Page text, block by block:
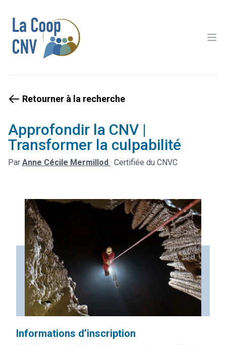
Retourner à la recherche
Approfondir la CNV |
Transformer la culpabilité
Par Anne Cécile Mermillod · Certifiée du CNVC
Informations d’inscription